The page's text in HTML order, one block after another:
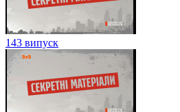
143 випуск